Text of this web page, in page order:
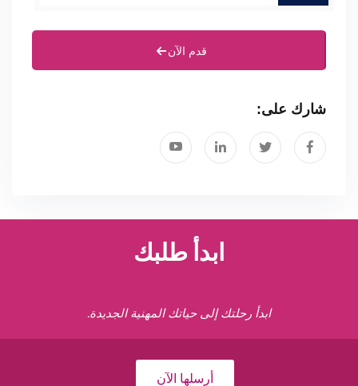
قدم الآن
شارك على:
ابدأ طلبك
ابدأ رحلتك إلى حياتك المهنية الجديدة.
أرسلها الآن